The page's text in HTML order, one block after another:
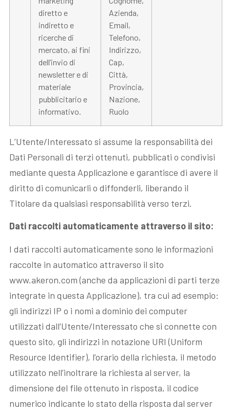
diretto e
indiretto e
ricerche di
mercato, ai fini
dell’invio di
newsletter e di
materiale
pubblicitario e
informativo.
Azienda,
Email,
Telefono,
Indirizzo,
Cap,
Città,
Provincia,
Nazione,
Ruolo
L’Utente/Interessato si assume la responsabilità dei
Dati Personali di terzi ottenuti, pubblicati o condivisi
mediante questa Applicazione e garantisce di avere il
diritto di comunicarli o diffonderli, liberando il
Titolare da qualsiasi responsabilità verso terzi.
Dati raccolti automaticamente attraverso il sito:
I dati raccolti automaticamente sono le informazioni
raccolte in automatico attraverso il sito
www.akeron.com (anche da applicazioni di parti terze
integrate in questa Applicazione), tra cui ad esempio:
gli indirizzi IP o i nomi a dominio dei computer
utilizzati dall’Utente/Interessato che si connette con
questo sito, gli indirizzi in notazione URI (Uniform
Resource Identifier), l’orario della richiesta, il metodo
utilizzato nell’inoltrare la richiesta al server, la
dimensione del file ottenuto in risposta, il codice
numerico indicante lo stato della risposta dal server